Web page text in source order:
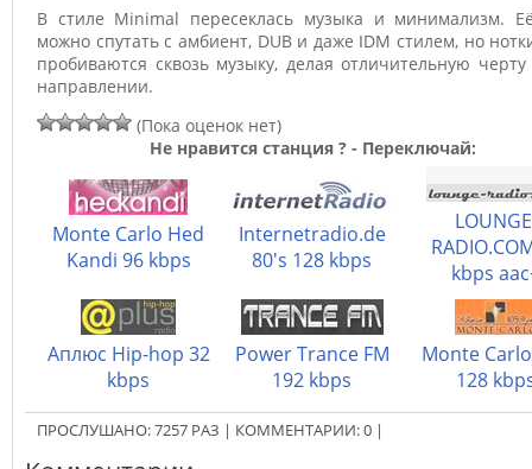
В стиле Minimal пересеклась музыка и минимализм.
можно спутать с амбиент, DUB и даже IDM стилем, но
пробиваются сквозь музыку, делая отличительную
направлении.
(Пока оценок нет)
Не нравится станция ? - Переключай:
Monte Carlo Hed
Kandi 96 kbps
Internetradio.de
80's 128 kbps
kbps
Аплюс Hip-hop 32
kbps
Power Trance FM
192 kbps
Monte
128
ПРОСЛУШАНО:7257 РАЗ | КОММЕНТАРИИ:0 |